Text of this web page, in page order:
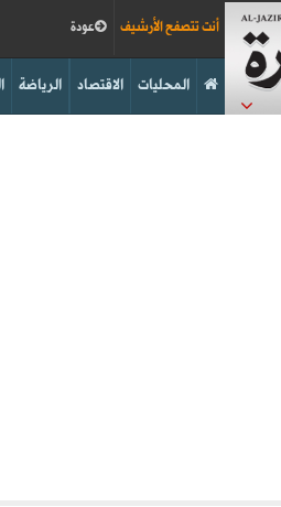
عودة أنت تتصفح الأرشيف
الرياضة الاقتصاد المحليات